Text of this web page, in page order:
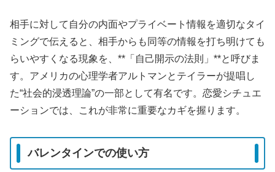
相手に対して自分の内面やプライベート情報を適切なタイ
ミングで伝えると、相手からも同等の情報を打ち明けても
らいやすくなる現象を、**「自己開示の法則」**と呼びま
す。アメリカの心理学者アルトマンとテイラーが提唱し
た“社会的浸透理論”の一部として有名です。恋愛シチュエ
ーションでは、これが非常に重要なカギを握ります。
バレンタインでの使い方